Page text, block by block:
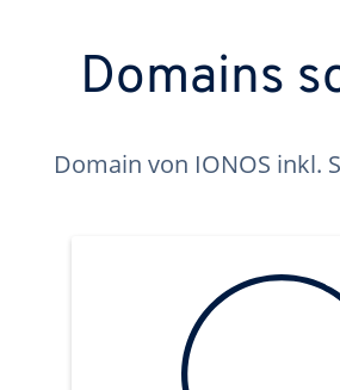
Domains
Domain von IONOS inkl.